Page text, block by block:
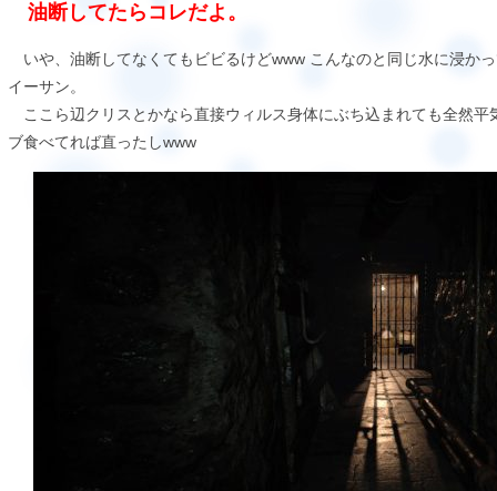
油断してたらコレだよ。
いや、油断してなくてもビビるけどwww こんなのと同じ水に浸か
イーサン。
ここら辺クリスとかなら直接ウィルス身体にぶち込まれても全然平
ブ食べてれば直ったしwww